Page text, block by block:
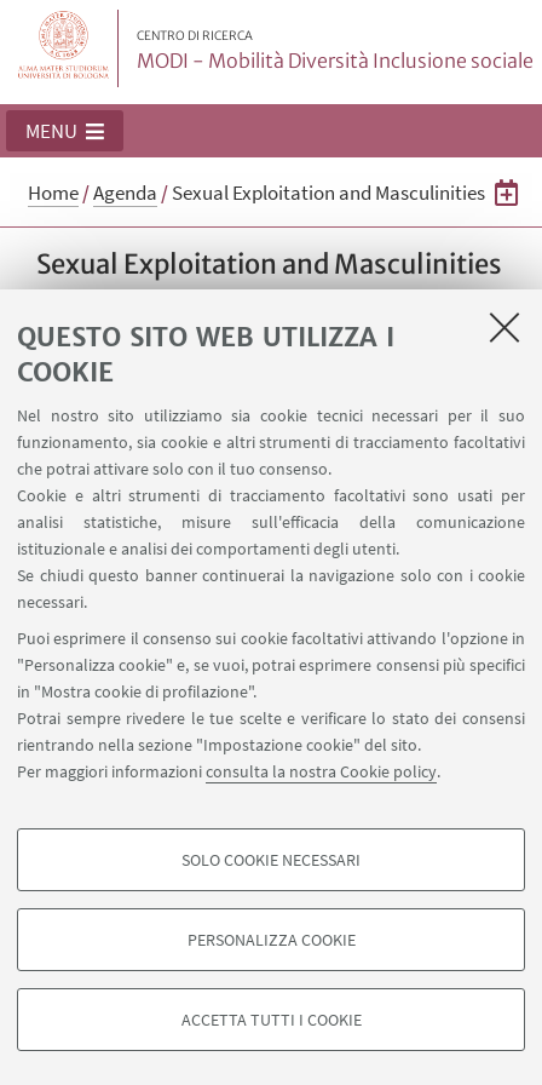
QUESTO SITO WEB UTILIZZA I
COOKIE
Nel nostro sito utilizziamo sia cookie tecnici necessari per il suo
funzionamento, sia cookie e altri strumenti di tracciamento facoltativi
che potrai attivare solo con il tuo consenso.
Cookie e altri strumenti di tracciamento facoltativi sono usati per
analisi statistiche, misure sull'efficacia della comunicazione
istituzionale e analisi dei comportamenti degli utenti.
Se chiudi questo banner continuerai la navigazione solo con i cookie
necessari.
Puoi esprimere il consenso sui cookie facoltativi attivando l'opzione in
"Personalizza cookie" e, se vuoi, potrai esprimere consensi più specifici
in "Mostra cookie di profilazione".
Potrai sempre rivedere le tue scelte e verificare lo stato dei consensi
rientrando nella sezione "Impostazione cookie" del sito.
Per maggiori informazioniconsulta la nostra Cookie policy.
COOKIE DI PROFILAZIONE - FACOLTATIVI
degli utenti, creare profili in base al loro comportamento sul sito, per analisi
di marketing.
Google/Youtube Video
SOLO COOKIE NECESSARI
PERSONALIZZA COOKIE
ACCETTA TUTTI I COOKIE
CENTRO DI RICERCA
MODI - Mobilità Diversità Inclusione sociale
MENU
Home/Agenda /Sexual Exploitation and Masculinities
Sexual Exploitation and Masculinities
problem with sexual exploitation and abuse,
Catherine Lutz (Brown University), Changing
Men and Masculinities in Mexico: Sex, Birth
Control, and AIDS, Matthew Gutman (Brown
University) a cura di Bruno Riccio e Rossella
Ghigi 23 Settembre 2014 ore 10-13,
DATA:23SETTEMBRE2014 dalle 10:00 alle 13:00
LUOGO:
dell'Educazione. Seminario Internazionale.
©Copyright 2026 - ALMA MATER STUDIORUM - Università di
Privacy- Note legali-Impostazioni Cookie